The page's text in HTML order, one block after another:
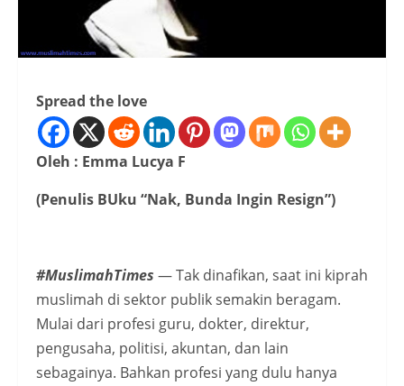
Spread the love
Oleh : Emma Lucya F
(Penulis BUku “Nak, Bunda Ingin Resign”)
#MuslimahTimes — Tak dinafikan, saat ini kiprah
muslimah di sektor publik semakin beragam.
Mulai dari profesi guru, dokter, direktur,
pengusaha, politisi, akuntan, dan lain
sebagainya. Bahkan profesi yang dulu hanya